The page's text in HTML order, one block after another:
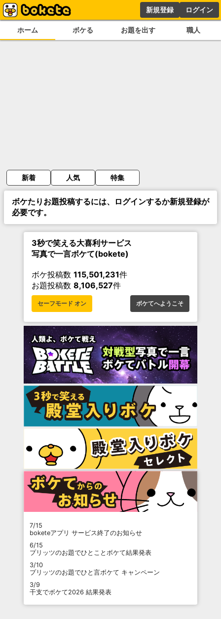
新規登録 ログイン
ホーム ボケる お題を出す 職人
新着 人気 特集
ボケたりお題投稿するには、ログインするか新規登録が
必要です。
3秒で笑える大喜利サービス
写真で一言ボケて(bokete)
ボケ投稿数 115,501,231件
お題投稿数 8,106,527件
セーフモード オン ボケてへようこそ
7/15
boketeアプリ サービス終了のお知らせ
6/15
プリッツのお題でひとことボケて結果発表
3/10
プリッツのお題でひと言ボケて キャンペーン
3/9
干支でボケて2026 結果発表